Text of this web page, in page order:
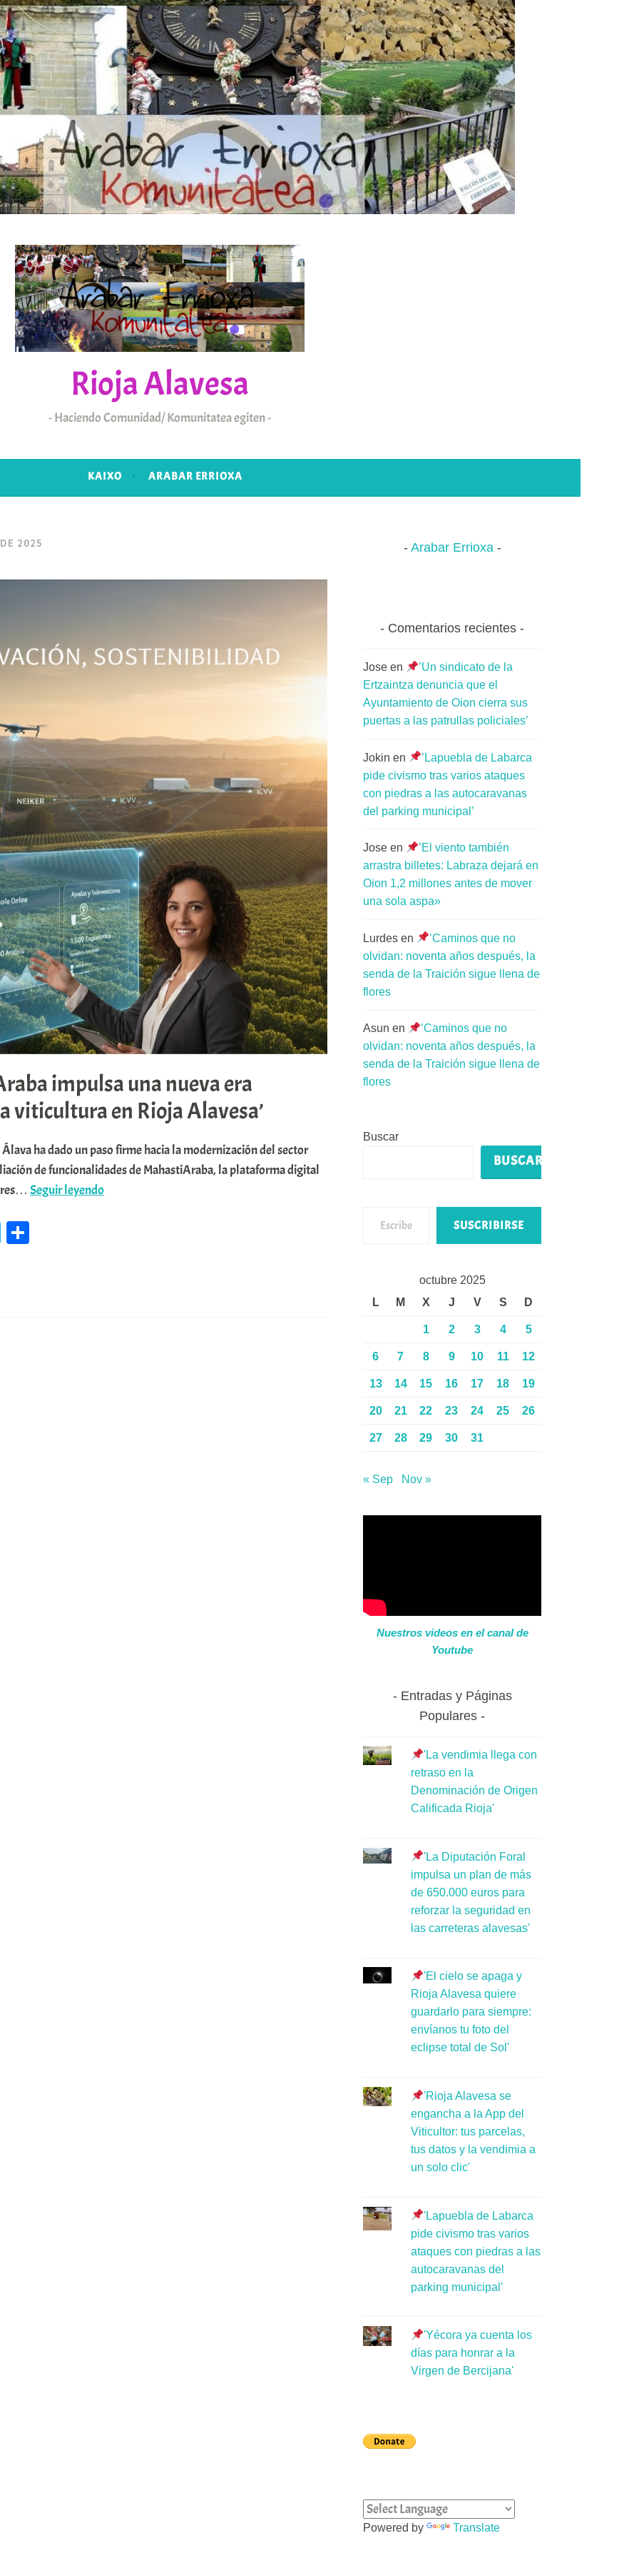
Rioja Alavesa
Haciendo Comunidad/ Komunitatea egiten
KAIXO ARABAR ERRIOXA
2025
impulsa una nueva era
viticultura en Rioja Alavesa’
ha dado un paso firme hacia la modernización del sector
de funcionalidades de MahastiAraba, la plataforma digital
Seguir leyendo
Te
Arabar Errioxa
Comentarios recientes
Jose en
’Un sindicato de la
Ertzaintza denuncia que el
Ayuntamiento de Oion cierra sus
puertas a las patrullas policiales’
Jokin en
’Lapuebla de Labarca
pide civismo tras varios ataques
con piedras a las autocaravanas
del parking municipal’
Jose en
’El viento también
arrastra billetes: Labraza dejará en
Oion 1,2 millones antes de mover
una sola aspa»
Lurdes en
’Caminos que no
olvidan: noventa años después, la
senda de la Traición sigue llena de
flores
Asun en
’Caminos que no
olvidan: noventa años después, la
senda de la Traición sigue llena de
flores
Buscar
BUSCAR
SUSCRIBIRSE
octubre 2025
L
M X J V S D
1 2 3 4 5
6 7 8 9 10 11 12
13 14 15 16 17 18 19
20 21 22 23 24 25 26
27 28 29 30 31
« Sep Nov »
Nuestros videos en el canal de
Youtube
Entradas y Páginas
Populares
'La vendimia llega con
retraso en la
Denominación de Origen
Calificada Rioja'
'La Diputación Foral
impulsa un plan de más
de 650.000 euros para
reforzar la seguridad en
las carreteras alavesas'
'El cielo se apaga y
Rioja Alavesa quiere
guardarlo para siempre:
envíanos tu foto del
eclipse total de Sol'
'Rioja Alavesa se
engancha a la App del
Viticultor: tus parcelas,
tus datos y la vendimia a
un solo clic'
'Lapuebla de Labarca
pide civismo tras varios
ataques con piedras a las
autocaravanas del
parking municipal'
'Yécora ya cuenta los
días para honrar a la
Virgen de Bercijana'
Powered by Translate